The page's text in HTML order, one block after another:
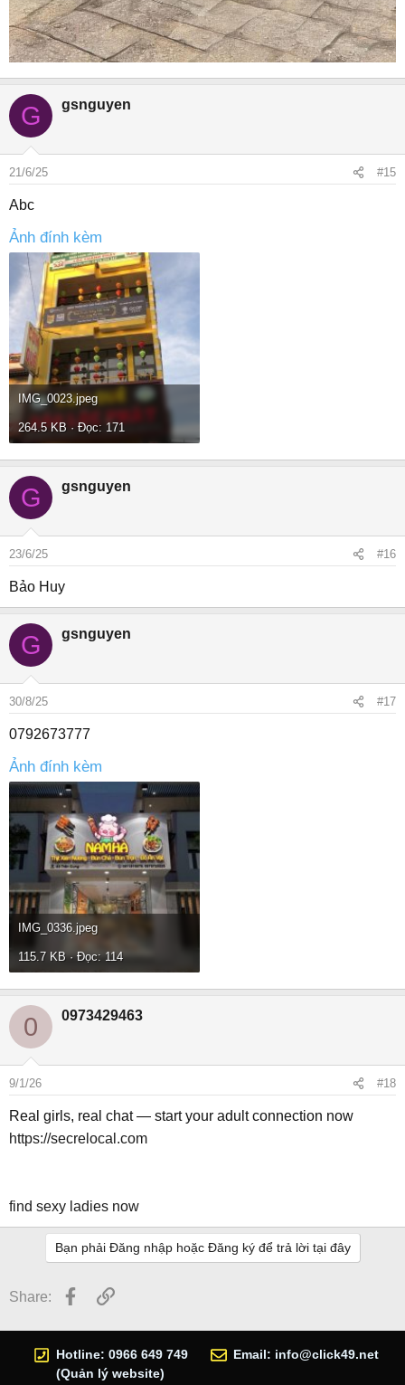
G gsnguyen
21/6/25 #15
Abc
Ảnh đính kèm
IMG_0023.jpeg
264.5 KB · Đọc: 171
G gsnguyen
23/6/25 #16
Bảo Huy
G gsnguyen
30/8/25 #17
0792673777
Ảnh đính kèm
IMG_0336.jpeg
115.7 KB · Đọc: 114
0 0973429463
9/1/26 #18
Real girls, real chat — start your adult connection now
https://secrelocal.com
find sexy ladies now
Bạn phải Đăng nhập hoặc Đăng ký để trả lời tại đây
Share: Facebook
Link
Hotline: 0966 649 749
(Quản lý website)
Email: info@click49.net